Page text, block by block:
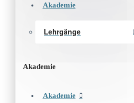
Akademie
Lehrgänge
Akademie
Akademie